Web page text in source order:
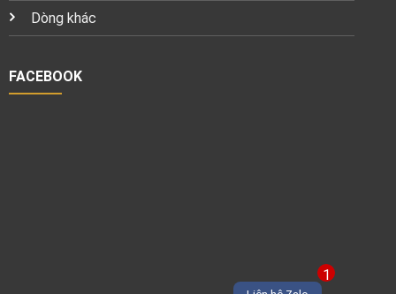
Dòng khác
FACEBOOK
1